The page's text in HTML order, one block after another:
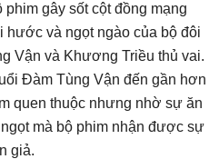
phim gây sốt cột đồng mạng
và ngọt ngào của bộ đôi
Vận và Khương Triều thủ vai.
Đàm Tùng Vận đến gần hơn
quen thuộc nhưng nhờ sự ăn
mà bộ phim nhận được sự
giả.